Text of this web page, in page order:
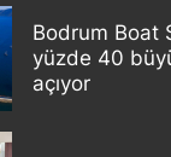
Bodrum Boat
yüzde 40
açıyor